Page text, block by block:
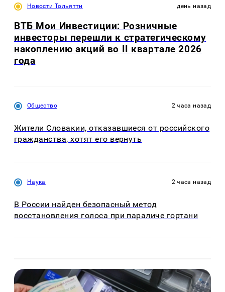
Новости Тольятти день назад
ВТБ Мои Инвестиции: Розничные
инвесторы перешли к стратегическому
накоплению акций во II квартале 2026
года
Общество 2 часа назад
Жители Словакии, отказавшиеся от российского
гражданства, хотят его вернуть
Наука 2 часа назад
В России найден безопасный метод
восстановления голоса при параличе гортани